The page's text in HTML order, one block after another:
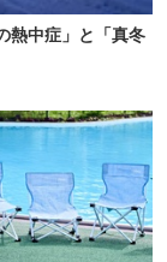
熱中症」と「真冬